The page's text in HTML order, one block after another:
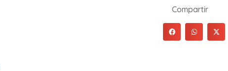
Compartir